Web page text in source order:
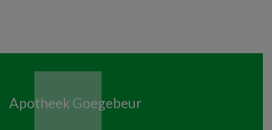
Apotheek Goegebeur